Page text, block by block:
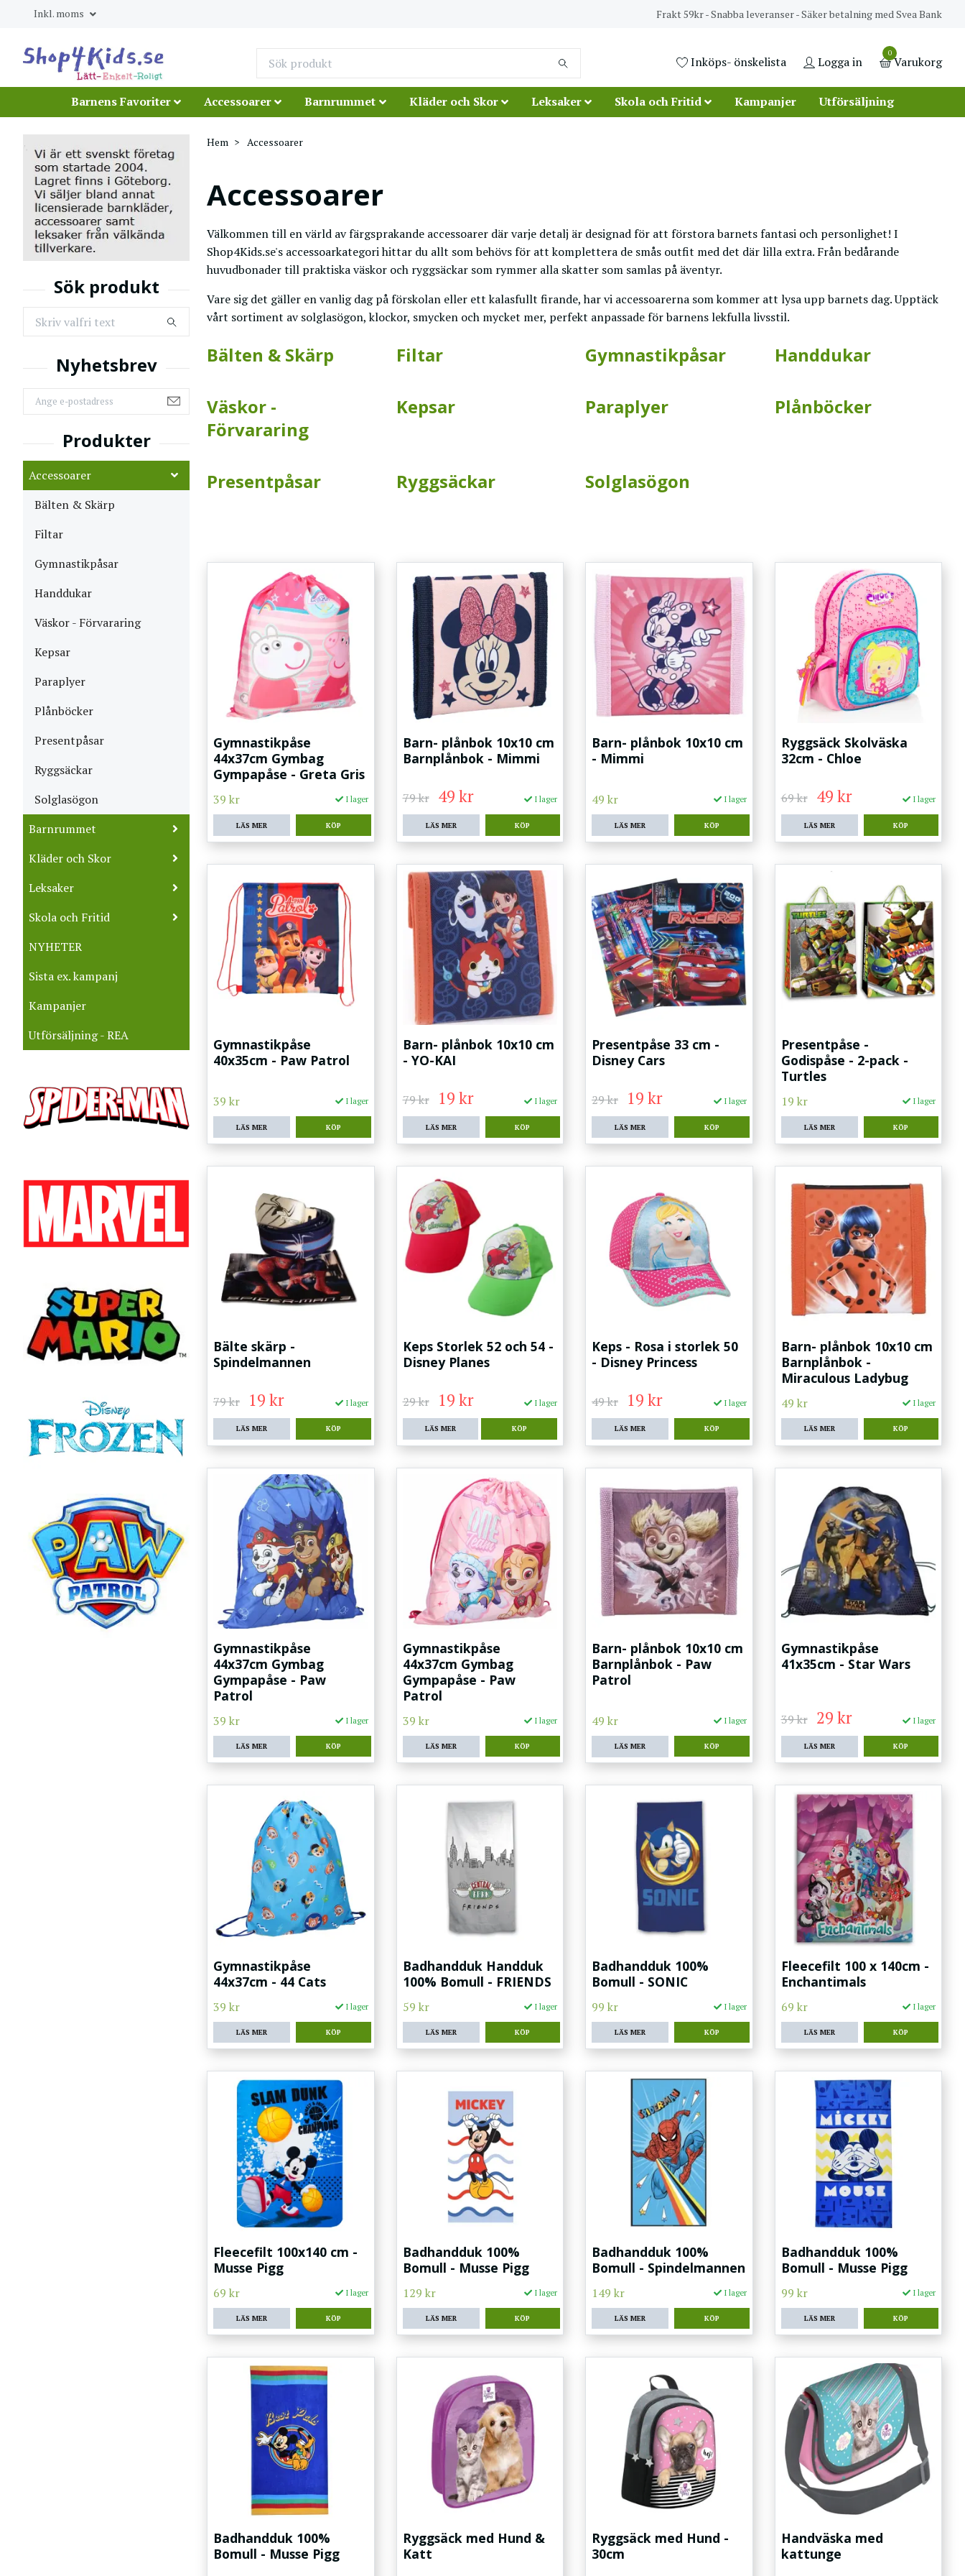
Inkl. moms Frakt 59kr - Snabba leveranser - Säker betalning med Svea Bank
Inköps- önskelista Logga in
0
Varukorg
Barnens Favoriter Accessoarer Barnrummet Kläder och Skor Leksaker Skola och Fritid Kampanjer Utförsäljning
Accessoarer
Bälten & Skärp
Filtar
Gymnastikpåsar
Handdukar
Väskor - Förvararing
Kepsar
Paraplyer
Plånböcker
Presentpåsar
Ryggsäckar
Solglasögon
Barnrummet
Kläder och Skor
Leksaker
Skola och Fritid
NYHETER
Sista ex. kampanj
Kampanjer
Utförsäljning - REA
Hem Accessoarer
Accessoarer
Välkommen till en värld av färgsprakande accessoarer där varje detalj är designad för att förstora barnets fantasi och personlighet! I
Shop4Kids.se's accessoarkategori hittar du allt som behövs för att komplettera de smås outfit med det där lilla extra. Från bedårande
huvudbonader till praktiska väskor och ryggsäckar som rymmer alla skatter som samlas på äventyr.
Vare sig det gäller en vanlig dag på förskolan eller ett kalasfullt firande, har vi accessoarerna som kommer att lysa upp barnets dag. Upptäck
vårt sortiment av solglasögon, klockor, smycken och mycket mer, perfekt anpassade för barnens lekfulla livsstil.
Bälten & Skärp Filtar Gymnastikpåsar Handdukar
Väskor -
Förvararing
Kepsar Paraplyer Plånböcker
Presentpåsar Ryggsäckar Solglasögon
Gymnastikpåse
44x37cm Gymbag
Gympapåse - Greta Gris
39 kr I lager
LÄS MER
Barn- plånbok 10x10 cm
Barnplånbok - Mimmi
79 kr 49 kr I lager
LÄS MER
Barn- plånbok 10x10 cm
- Mimmi
49 kr I lager
LÄS MER
Ryggsäck Skolväska
32cm - Chloe
69 kr 49 kr I lager
LÄS MER
Gymnastikpåse
40x35cm - Paw Patrol
39 kr I lager
LÄS MER
Barn- plånbok 10x10 cm
- YO-KAI
79 kr 19 kr I lager
LÄS MER
Presentpåse 33 cm -
Disney Cars
29 kr 19 kr I lager
LÄS MER
Presentpåse -
Godispåse - 2-pack -
Turtles
19 kr I lager
LÄS MER
Bälte skärp -
Spindelmannen
79 kr 19 kr I lager
LÄS MER
Keps Storlek 52 och 54 -
Disney Planes
29 kr 19 kr I lager
LÄS MER KÖP
Keps - Rosa i storlek 50
- Disney Princess
49 kr 19 kr I lager
LÄS MER
Barn- plånbok 10x10 cm
Barnplånbok -
Miraculous Ladybug
49 kr I lager
LÄS MER
Gymnastikpåse
44x37cm Gymbag
Gympapåse - Paw
Patrol
39 kr I lager
LÄS MER
Gymnastikpåse
44x37cm Gymbag
Gympapåse - Paw
Patrol
39 kr I lager
LÄS MER
Barn- plånbok 10x10 cm
Barnplånbok - Paw
Patrol
49 kr I lager
LÄS MER
Gymnastikpåse
41x35cm - Star Wars
39 kr 29 kr I lager
LÄS MER
Gymnastikpåse
44x37cm - 44 Cats
39 kr I lager
LÄS MER
Badhandduk Handduk
100% Bomull - FRIENDS
59 kr I lager
LÄS MER
Badhandduk 100%
Bomull - SONIC
99 kr I lager
LÄS MER
Fleecefilt 100 x 140cm -
Enchantimals
69 kr I lager
LÄS MER
Fleecefilt 100x140 cm -
Musse Pigg
69 kr I lager
LÄS MER
Badhandduk 100%
Bomull - Musse Pigg
129 kr I lager
LÄS MER
Badhandduk 100%
Bomull - Spindelmannen
149 kr I lager
LÄS MER
Badhandduk 100%
Bomull - Musse Pigg
99 kr I lager
LÄS MER
Badhandduk 100%
Bomull - Musse Pigg
Ryggsäck med Hund &
Katt
Ryggsäck med Hund -
30cm
Handväska med
kattunge